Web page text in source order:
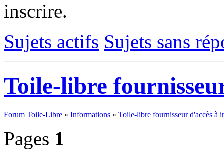
inscrire.
Sujets actifs Sujets sans
Toile-libre
Forum Toile-Libre » Informations » Toile-libre fournisseur d'accès à
Pages 1